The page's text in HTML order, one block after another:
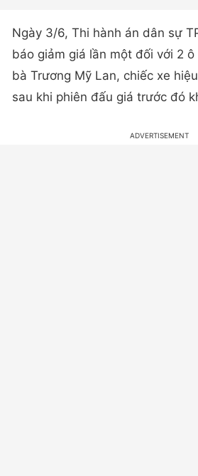
Ngày 3/6, Thi hành án dân sự
báo giảm giá lần một đối với 2
bà Trương Mỹ Lan, chiếc xe
sau khi phiên đấu giá trước đó